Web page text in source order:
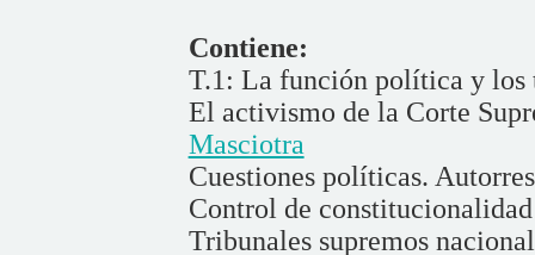
Contiene:
T.1: La función política y los
El activismo de la Corte
Masciotra
Cuestiones políticas.
Control de
Tribunales supremos